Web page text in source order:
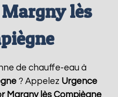
lès
de chauffe-eau à
? Appelez Urgence
Margny lès Compiègne